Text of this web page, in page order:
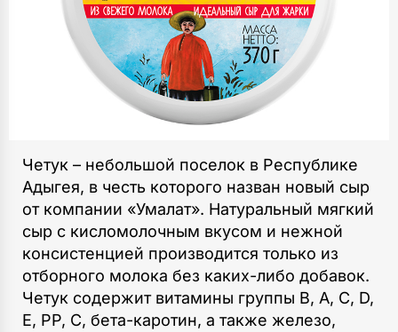
Четук – небольшой поселок в Республике
Адыгея, в честь которого назван новый сыр
от компании «Умалат». Натуральный мягкий
сыр с кисломолочным вкусом и нежной
консистенцией производится только из
отборного молока без каких-либо добавок.
Четук содержит витамины группы В, А, С, D,
Е, РР, С, бета-каротин, а также железо,